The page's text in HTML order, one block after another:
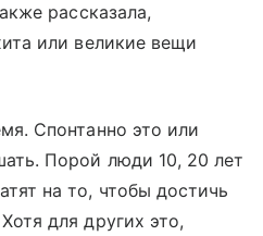
рассказала,
или великие вещи
Спонтанно это или
Порой люди 10, 20 лет
на то, чтобы достичь
для других это,